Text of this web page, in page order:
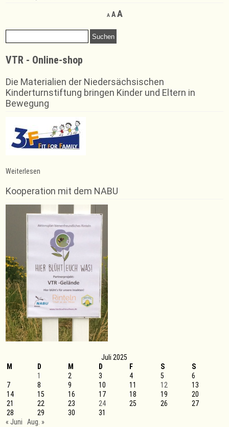
A
Decrease
font
AReset
size.
AIncrease
Suchen
nach:
VTR - Online-shop
Die Materialien der Niedersächsischen
Kinderturnstiftung bringen Kinder und Eltern in
Bewegung
Weiterlesen
Bergturnfest
findet
im
September
statt
Kooperation mit dem NABU
Juli 2025
M
D M D F S
S
1
2 3 4 5
6
7
8 9 10 11 12
13
14
15 16 17 18 19
20
21
22 23 24 25 26
27
28
29 30
31
« Juni
Aug. »